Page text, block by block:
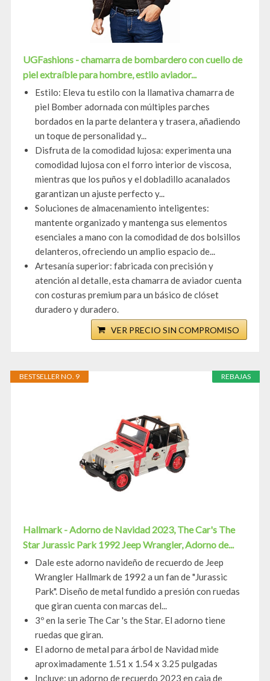
UGFashions - chamarra de bombardero con cuello de
piel extraíble para hombre, estilo aviador...
Estilo: Eleva tu estilo con la llamativa chamarra de
piel Bomber adornada con múltiples parches
bordados en la parte delantera y trasera, añadiendo
un toque de personalidad y...
Disfruta de la comodidad lujosa: experimenta una
comodidad lujosa con el forro interior de viscosa,
mientras que los puños y el dobladillo acanalados
garantizan un ajuste perfecto y...
Soluciones de almacenamiento inteligentes:
mantente organizado y mantenga sus elementos
esenciales a mano con la comodidad de dos bolsillos
delanteros, ofreciendo un amplio espacio de...
Artesanía superior: fabricada con precisión y
atención al detalle, esta chamarra de aviador cuenta
con costuras premium para un básico de clóset
duradero y duradero.
VER PRECIO SIN COMPROMISO
REBAJAS
BESTSELLER NO. 9
Hallmark - Adorno de Navidad 2023, The Car's The
Star Jurassic Park 1992 Jeep Wrangler, Adorno de...
Dale este adorno navideño de recuerdo de Jeep
Wrangler Hallmark de 1992 a un fan de "Jurassic
Park". Diseño de metal fundido a presión con ruedas
que giran cuenta con marcas del...
3º en la serie The Car 's the Star. El adorno tiene
ruedas que giran.
El adorno de metal para árbol de Navidad mide
aproximadamente 1.51 x 1.54 x 3.25 pulgadas
Incluye: un adorno de recuerdo 2023 en caja de